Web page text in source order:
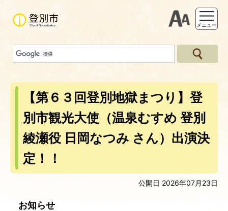
支援ツー
メニュー
【第６３回登別地獄まつり】登
別市観光大使（温泉むすめ 登別
綾瀬役 日岡なつみ さん）出演決
定！！
公開日 2026年07月23日
お知らせ